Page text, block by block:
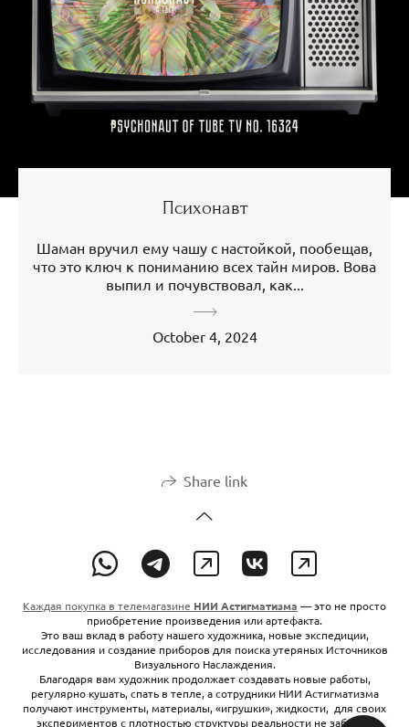
Психонавт
Шаман вручил ему чашу с настойкой, пообещав,
что это ключ к пониманию всех тайн миров. Вова
выпил и почувствовал, как...
October 4, 2024
Share link
Каждая покупка в телемагазине НИИ Астигматизма — это не просто
приобретение произведения или артефакта.
Это ваш вклад в работу нашего художника, новые экспедиции,
исследования и создание приборов для поиска утеряных Источников
Визуального Наслаждения.
Благодаря вам художник продолжает создавать новые работы,
регулярно кушать, спать в тепле, а сотрудники НИИ Астигматизма
получают инструменты, материалы, «игрушки», жидкости, для своих
экспериментов с плотностью структуры реальности не забывая